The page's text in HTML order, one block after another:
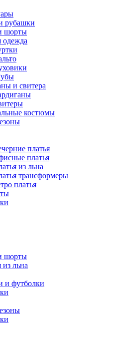
рубашки
шорты
одежда
и свитера
костюмы
платья
платья
из льна
трансформеры
платья
шорты
из льна
и футболки